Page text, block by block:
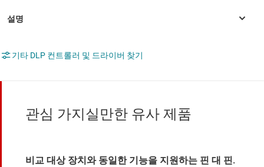
기타 DLP 컨트롤러 및 드라이버 찾기
관심 가지실만한 유사 제품
비교 대상 장치와 동일한 기능을 지원하는 핀 대 핀.